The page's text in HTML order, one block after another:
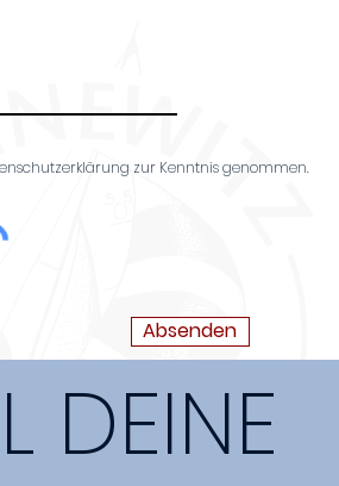
Absenden
zur Kenntnis genommen.
DEINE